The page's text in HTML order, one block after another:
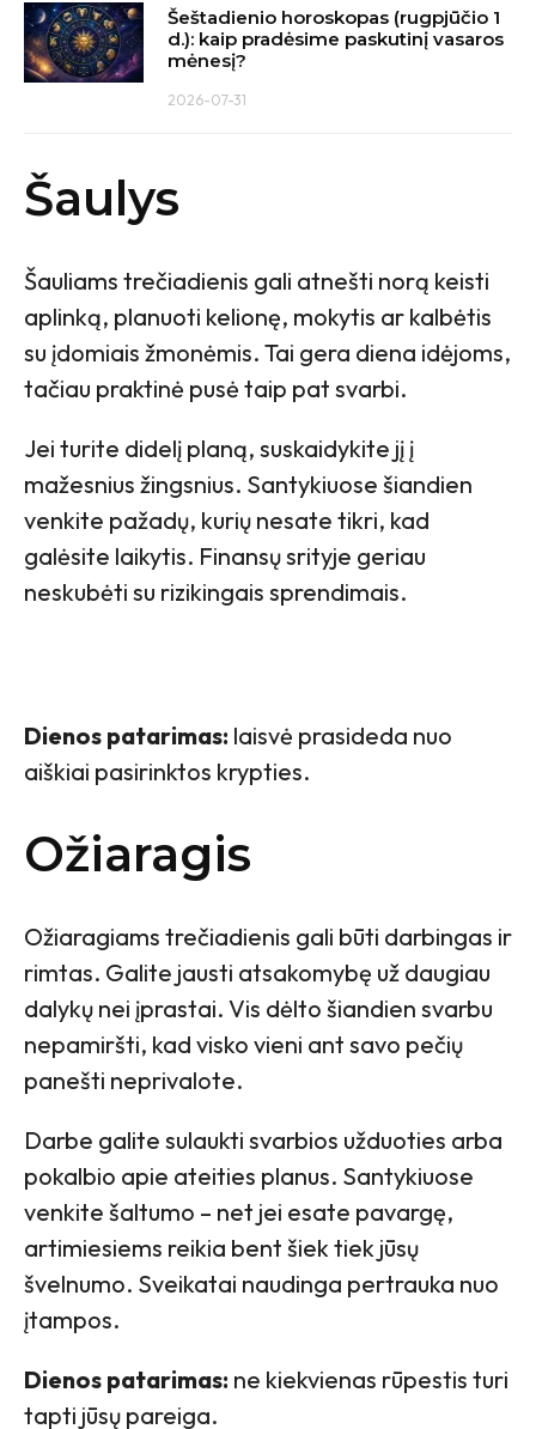
Šeštadienio horoskopas (rugpjūčio 1
d.): kaip pradėsime paskutinį vasaros
mėnesį?
2026-07-31
Šaulys
Šauliams trečiadienis gali atnešti norą keisti
aplinką, planuoti kelionę, mokytis ar kalbėtis
su įdomiais žmonėmis. Tai gera diena idėjoms,
tačiau praktinė pusė taip pat svarbi.
Jei turite didelį planą, suskaidykite jį į
mažesnius žingsnius. Santykiuose šiandien
venkite pažadų, kurių nesate tikri, kad
galėsite laikytis. Finansų srityje geriau
neskubėti su rizikingais sprendimais.
Dienos patarimas: laisvė prasideda nuo
aiškiai pasirinktos krypties.
Ožiaragis
Ožiaragiams trečiadienis gali būti darbingas ir
rimtas. Galite jausti atsakomybę už daugiau
dalykų nei įprastai. Vis dėlto šiandien svarbu
nepamiršti, kad visko vieni ant savo pečių
panešti neprivalote.
Darbe galite sulaukti svarbios užduoties arba
pokalbio apie ateities planus. Santykiuose
venkite šaltumo – net jei esate pavargę,
artimiesiems reikia bent šiek tiek jūsų
švelnumo. Sveikatai naudinga pertrauka nuo
įtampos.
Dienos patarimas: ne kiekvienas rūpestis turi
tapti jūsų pareiga.